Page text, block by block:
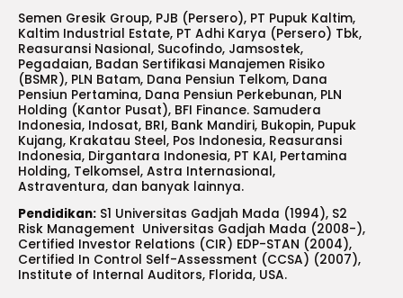
Semen Gresik Group, PJB (Persero), PT Pupuk Kaltim,
Kaltim Industrial Estate, PT Adhi Karya (Persero) Tbk,
Reasuransi Nasional, Sucofindo, Jamsostek,
Pegadaian, Badan Sertifikasi Manajemen Risiko
(BSMR), PLN Batam, Dana Pensiun Telkom, Dana
Pensiun Pertamina, Dana Pensiun Perkebunan, PLN
Holding (Kantor Pusat), BFI Finance. Samudera
Indonesia, Indosat, BRI, Bank Mandiri, Bukopin, Pupuk
Kujang, Krakatau Steel, Pos Indonesia, Reasuransi
Indonesia, Dirgantara Indonesia, PT KAI, Pertamina
Holding, Telkomsel, Astra Internasional,
Astraventura, dan banyak lainnya.
Pendidikan: S1 Universitas Gadjah Mada (1994), S2
Risk Management Universitas Gadjah Mada (2008-),
Certified Investor Relations (CIR) EDP-STAN (2004),
Certified In Control Self-Assessment (CCSA) (2007),
Institute of Internal Auditors, Florida, USA.